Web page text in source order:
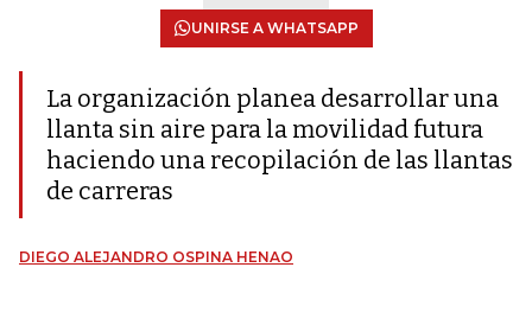
UNIRSE A WHATSAPP
La organización planea desarrollar una
llanta sin aire para la movilidad futura
haciendo una recopilación de las llantas
de carreras
DIEGO ALEJANDRO OSPINA HENAO